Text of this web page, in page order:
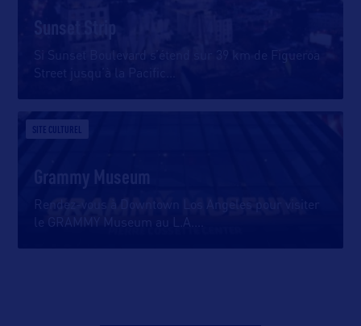
SITE CULTUREL
Grammy Museum
Rendez-vous à Downtown Los Angeles pour visiter
le GRAMMY Museum au L.A.